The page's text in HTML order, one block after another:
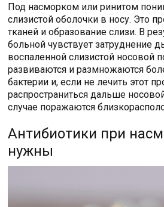
Под насморком или ринитом
слизистой оболочки в носу. Это
тканей и образование слизи. В
больной чувствует затруднение
воспаленной слизистой носовой
развиваются и размножаются
бактерии и, если не лечить этот
распространиться дальше
случае поражаются
Антибиотики при
нужны